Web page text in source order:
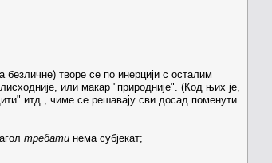
безличне) творе се по инерцији с осталим
или макар "природније". (Код њих је,
итд., чиме се решавају сви досад поменути
требати нема субјекат;